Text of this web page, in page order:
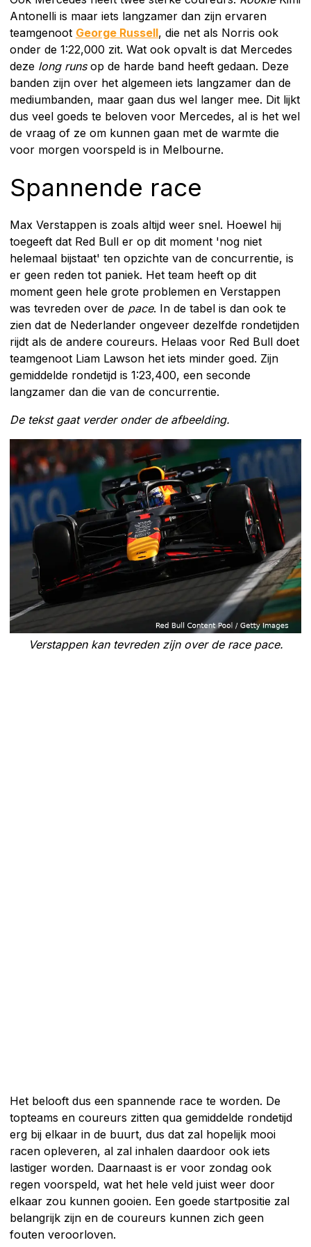
Antonelli is maar iets langzamer dan zijn ervaren
teamgenoot George Russell, die net als Norris ook
onder de 1:22,000 zit. Wat ook opvalt is dat Mercedes
deze long runsop de harde band heeft gedaan. Deze
banden zijn over het algemeen iets langzamer dan de
mediumbanden, maar gaan dus wel langer mee. Dit lijkt
dus veel goeds te beloven voor Mercedes, al is het wel
de vraag of ze om kunnen gaan met de warmte die
voor morgen voorspeld is in Melbourne.
Spannende race
Max Verstappen is zoals altijd weer snel. Hoewel hij
toegeeft dat Red Bull er op dit moment 'nog niet
helemaal bijstaat' ten opzichte van de concurrentie, is
er geen reden tot paniek. Het team heeft op dit
moment geen hele grote problemen en Verstappen
was tevreden over de pace. In de tabel is dan ook te
zien dat de Nederlander ongeveer dezelfde rondetijden
rijdt als de andere coureurs. Helaas voor Red Bull doet
teamgenoot Liam Lawson het iets minder goed. Zijn
gemiddelde rondetijd is 1:23,400, een seconde
langzamer dan die van de concurrentie.
De tekst gaat verder onder de afbeelding.
Verstappen kan tevreden zijn over de race pace.
Het belooft dus een spannende race te worden. De
topteams en coureurs zitten qua gemiddelde rondetijd
erg bij elkaar in de buurt, dus dat zal hopelijk mooi
racen opleveren, al zal inhalen daardoor ook iets
lastiger worden. Daarnaast is er voor zondag ook
regen voorspeld, wat het hele veld juist weer door
elkaar zou kunnen gooien. Een goede startpositie zal
belangrijk zijn en de coureurs kunnen zich geen
fouten veroorloven.